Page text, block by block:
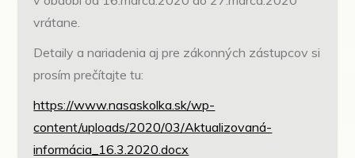
vrátane.
Detaily a nariadenia aj pre zákonných zástupcov si
prosím prečítajte tu:
https://www.nasaskolka.sk/wp-
content/uploads/2020/03/Aktualizovaná-
informácia_16.3.2020.docx